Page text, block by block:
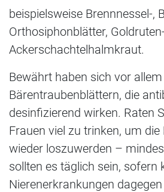
beispielsweise Brennnessel-,
Orthosiphonblätter,
Ackerschachtelhalmkraut.
Bewährt haben sich vor
Bärentraubenblättern, die
desinfizierend wirken. Raten
Frauen viel zu trinken, um
wieder loszuwerden –
sollten es täglich sein, sofern
Nierenerkrankungen